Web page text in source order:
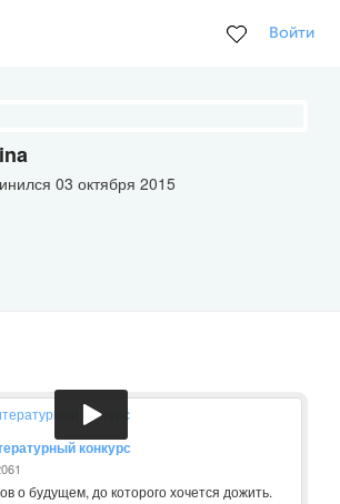
Войти
03 октября 2015
конкурс
о будущем, до которого хочется дожить.